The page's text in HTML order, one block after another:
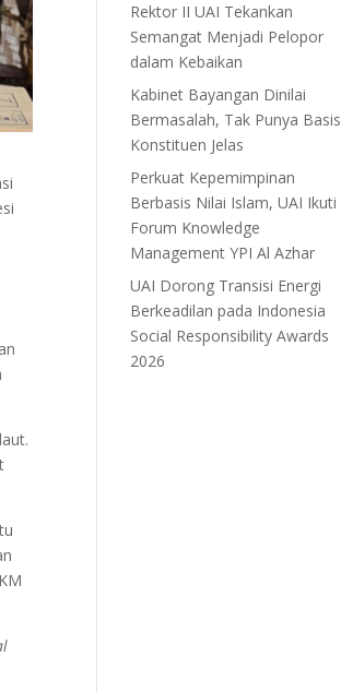
Rektor II UAI Tekankan
Semangat Menjadi Pelopor
dalam Kebaikan
Kabinet Bayangan Dinilai
Bermasalah, Tak Punya Basis
Konstituen Jelas
Perkuat Kepemimpinan
Berbasis Nilai Islam, UAI Ikuti
Forum Knowledge
Management YPI Al Azhar
UAI Dorong Transisi Energi
Berkeadilan pada Indonesia
Social Responsibility Awards
2026